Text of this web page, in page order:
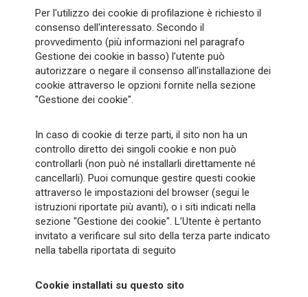
Per l'utilizzo dei cookie di profilazione è richiesto il
consenso dell'interessato. Secondo il
provvedimento (più informazioni nel paragrafo
Gestione dei cookie in basso) l’utente può
autorizzare o negare il consenso all'installazione dei
cookie attraverso le opzioni fornite nella sezione
"Gestione dei cookie".
In caso di cookie di terze parti, il sito non ha un
controllo diretto dei singoli cookie e non può
controllarli (non può né installarli direttamente né
cancellarli). Puoi comunque gestire questi cookie
attraverso le impostazioni del browser (segui le
istruzioni riportate più avanti), o i siti indicati nella
sezione "Gestione dei cookie". L’Utente è pertanto
invitato a verificare sul sito della terza parte indicato
nella tabella riportata di seguito
Cookie installati su questo sito